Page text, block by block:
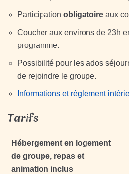
Participation obligatoire aux
Coucher aux environs de 23h
programme.
Possibilité pour les ados
de rejoindre le groupe.
Informations et règlement
Tarifs
Hébergement en logement
de groupe, repas et
animation inclus